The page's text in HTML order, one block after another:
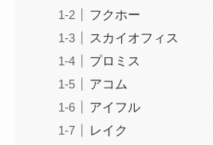
フクホー
スカイオフィス
プロミス
アコム
アイフル
レイク